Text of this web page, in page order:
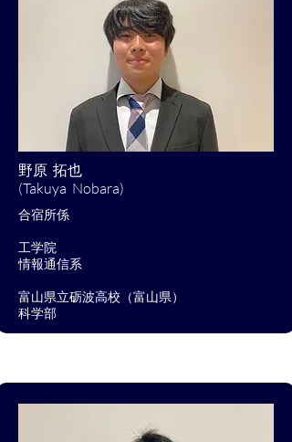
野原 拓也
(Takuya Nobara)
​合宿所係
​工学院
​情報通信系
​富山県立砺波高校（富山県）
​科学部